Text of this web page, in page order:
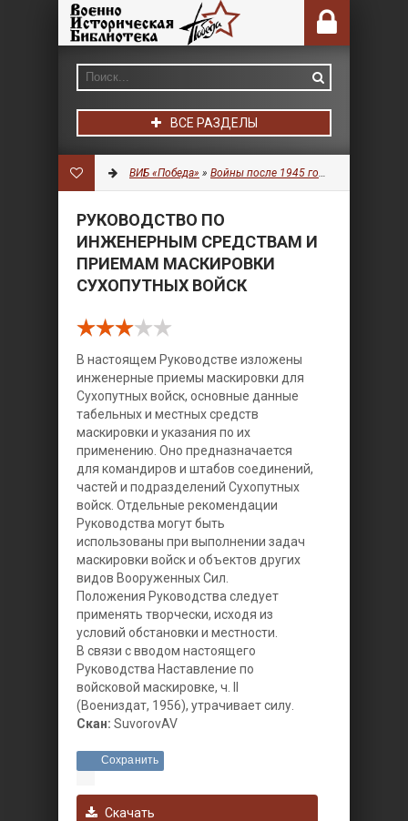
ВСЕ РАЗДЕЛЫ
ВИБ «Победа» » Войны после 1945 года
РУКОВОДСТВО ПО
ИНЖЕНЕРНЫМ СРЕДСТВАМ И
ПРИЕМАМ МАСКИРОВКИ
СУХОПУТНЫХ ВОЙСК
В настоящем Руководстве изложены
инженерные приемы маскировки для
Сухопутных войск, основные данные
табельных и местных средств
маскировки и указания по их
применению. Оно предназначается
для командиров и штабов соединений,
частей и подразделений Сухопутных
войск. Отдельные рекомендации
Руководства могут быть
использованы при выполнении задач
маскировки войск и объектов других
видов Вооруженных Сил.
Положения Руководства следует
применять творчески, исходя из
условий обстановки и местности.
В связи с вводом настоящего
Руководства Наставление по
войсковой маскировке, ч. II
(Воениздат, 1956), утрачивает силу.
Скан: SuvorovAV
Сохранить
Скачать